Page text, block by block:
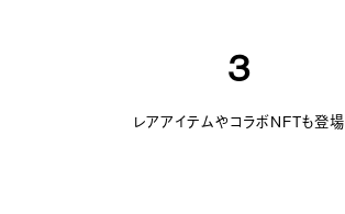
3
レアアイテムやコラボNFTも登場